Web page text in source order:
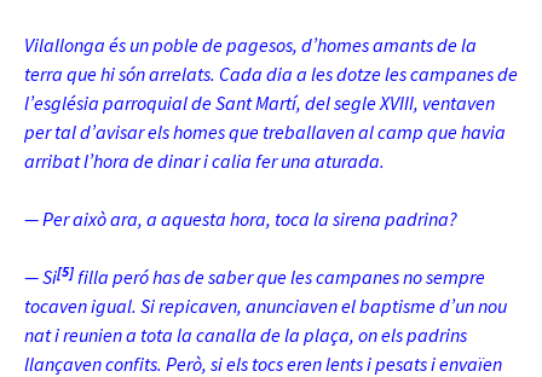
Vilallonga és un poble de pagesos, d’homes amants de la
terra que hi són arrelats. Cada dia a les dotze les campanes de
l’església parroquial de Sant Martí, del segle XVIII, ventaven
per tal d’avisar els homes que treballaven al camp que havia
arribat l’hora de dinar i calia fer una aturada.
— Per això ara, a aquesta hora, toca la sirena padrina?
— Si[5] filla peró has de saber que les campanes no sempre
tocaven igual. Si repicaven, anunciaven el baptisme d’un nou
nat i reunien a tota la canalla de la plaça, on els padrins
llançaven confits. Però, si els tocs eren lents i pesats i envaïen